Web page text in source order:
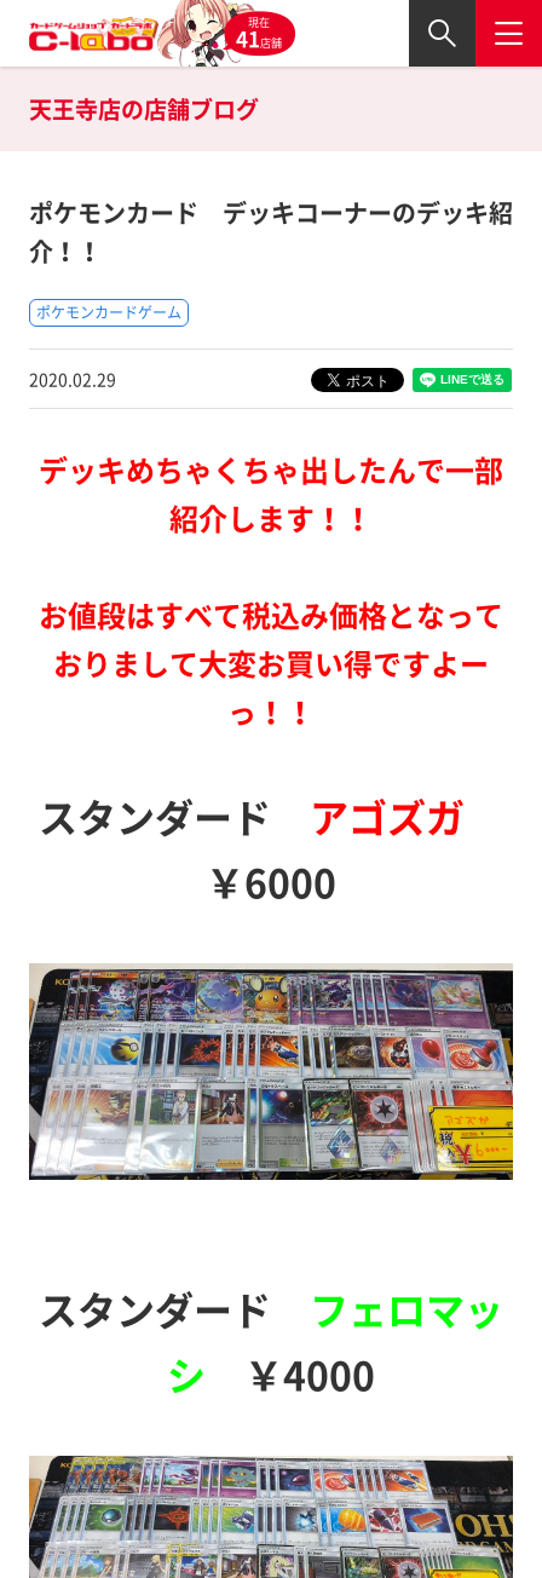
現在
41店舗
天王寺店の店舗ブログ
ポケモンカード デッキコーナーのデッキ紹
介！！
ポケモンカードゲーム
2020.02.29
デッキめちゃくちゃ出したんで一部
紹介します！！
お値段はすべて税込み価格となって
おりまして大変お買い得ですよー
っ！！
スタンダード アゴズガ
￥6000
スタンダード フェロマッ
シ ￥4000